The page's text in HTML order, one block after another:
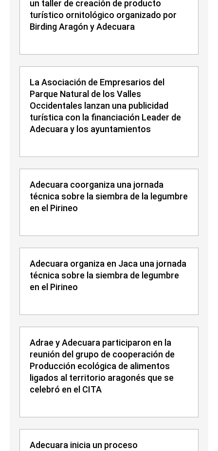
un taller de creación de producto
turístico ornitológico organizado por
Birding Aragón y Adecuara
La Asociación de Empresarios del
Parque Natural de los Valles
Occidentales lanzan una publicidad
turística con la financiación Leader de
Adecuara y los ayuntamientos
Adecuara coorganiza una jornada
técnica sobre la siembra de la legumbre
en el Pirineo
Adecuara organiza en Jaca una jornada
técnica sobre la siembra de legumbre
en el Pirineo
Adrae y Adecuara participaron en la
reunión del grupo de cooperación de
Producción ecológica de alimentos
ligados al territorio aragonés que se
celebró en el CITA
Adecuara inicia un proceso